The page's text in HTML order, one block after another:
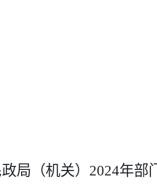
局（机关）2024年部